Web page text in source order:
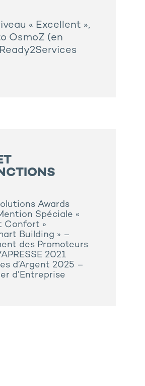
« Excellent »,
OsmoZ (en
Awards
Spéciale «
Confort »
Building » –
des Promoteurs
2021
d’Argent 2025 –
d’Entreprise